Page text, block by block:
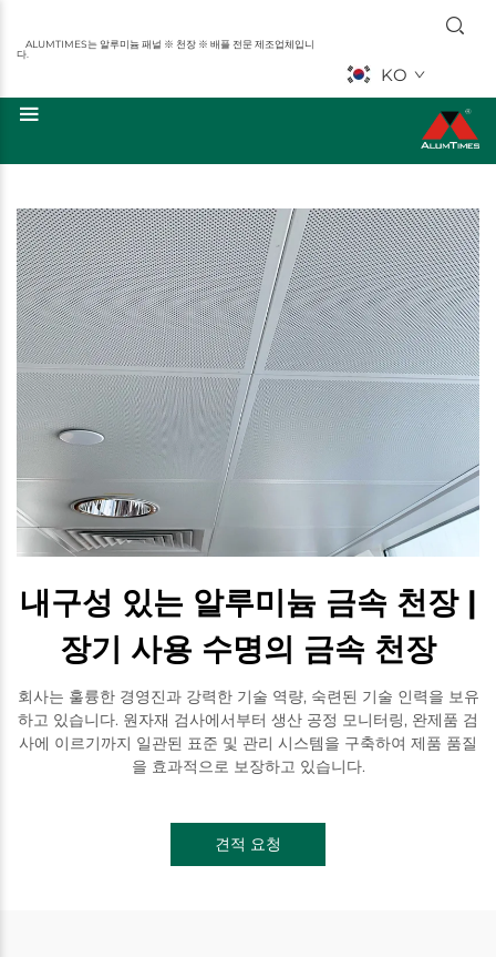
ALUMTIMES는 알루미늄 패널 ※ 천장 ※ 배플 전문 제조업체입니
다.
KO
내구성 있는 알루미늄 금속 천장 |
장기 사용 수명의 금속 천장
회사는 훌륭한 경영진과 강력한 기술 역량, 숙련된 기술 인력을 보유
하고 있습니다. 원자재 검사에서부터 생산 공정 모니터링, 완제품 검
사에 이르기까지 일관된 표준 및 관리 시스템을 구축하여 제품 품질
을 효과적으로 보장하고 있습니다.
견적 요청